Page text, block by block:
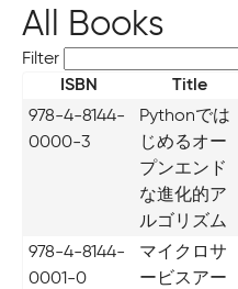
All Books
Filter
ISBN Title
978-4-8144-
0000-3
Pythonでは
じめるオー
プンエンド
な進化的ア
ルゴリズム
978-4-8144-
0001-0
マイクロサ
ービスアー